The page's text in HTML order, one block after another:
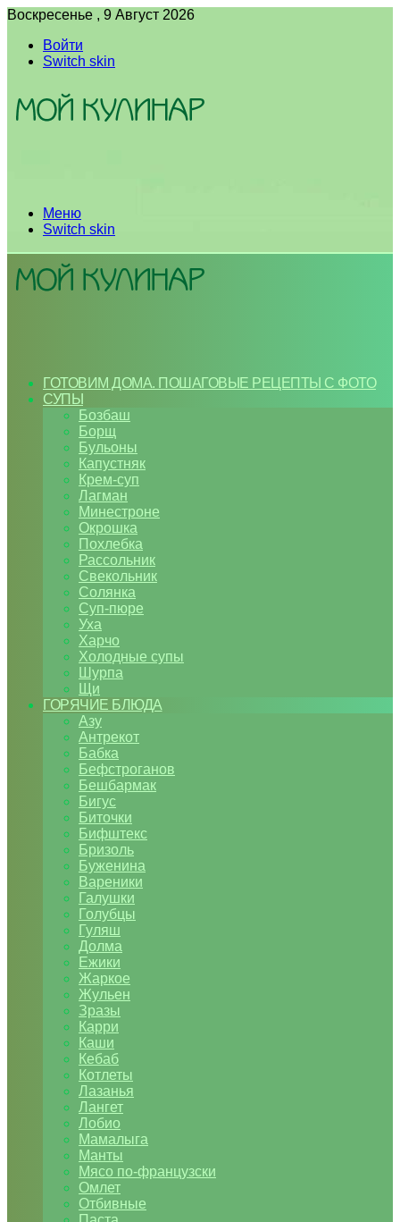
Воскресенье , 9 Август 2026
Войти
Switch skin
Меню
Switch skin
ГОТОВИМ ДОМА. ПОШАГОВЫЕ РЕЦЕПТЫ С ФОТО
СУПЫ
Бозбаш
Борщ
Бульоны
Капустняк
Крем-суп
Лагман
Минестроне
Окрошка
Похлебка
Рассольник
Свекольник
Солянка
Суп-пюре
Уха
Харчо
Холодные супы
Шурпа
Щи
ГОРЯЧИЕ БЛЮДА
Азу
Антрекот
Бабка
Бефстроганов
Бешбармак
Бигус
Биточки
Бифштекс
Бризоль
Буженина
Вареники
Галушки
Голубцы
Гуляш
Долма
Ежики
Жаркое
Жульен
Зразы
Карри
Каши
Кебаб
Котлеты
Лазанья
Лангет
Лобио
Мамалыга
Манты
Мясо по-французски
Омлет
Отбивные